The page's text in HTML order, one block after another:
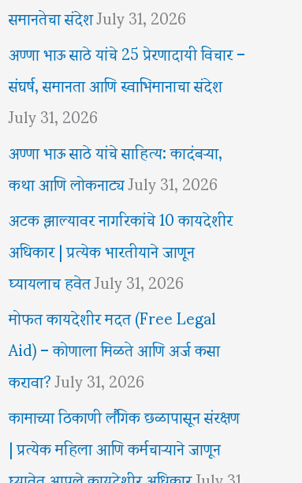
समानतेचा संदेशJuly 31, 2026
अण्णा भाऊ साठे यांचे 25 प्रेरणादायी विचार –
संघर्ष, समानता आणि स्वाभिमानाचा संदेश
July 31, 2026
अण्णा भाऊ साठे यांचे साहित्य: कादंबऱ्या,
कथा आणि लोकनाट्यJuly 31, 2026
अटक झाल्यावर नागरिकांचे 10 कायदेशीर
अधिकार | प्रत्येक भारतीयाने जाणून
घ्यायलाच हवेतJuly 31, 2026
मोफत कायदेशीर मदत (Free Legal
Aid) – कोणाला मिळते आणि अर्ज कसा
करावा?July 31, 2026
कामाच्या ठिकाणी लैंगिक छळापासून संरक्षण
| प्रत्येक महिला आणि कर्मचाऱ्याने जाणून